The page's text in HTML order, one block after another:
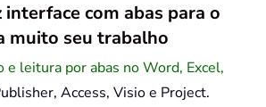
interface com abas para o
muito seu trabalho
e leitura por abas no Word, Excel,
Access, Visio e Project.